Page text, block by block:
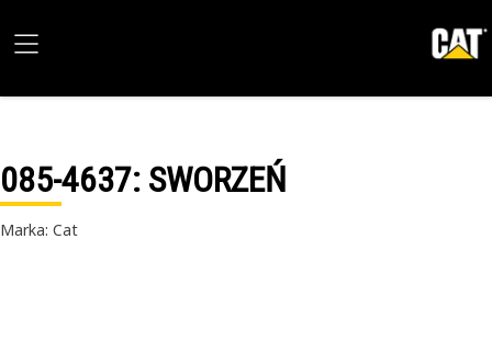
085-4637: SWORZEŃ
Marka: Cat